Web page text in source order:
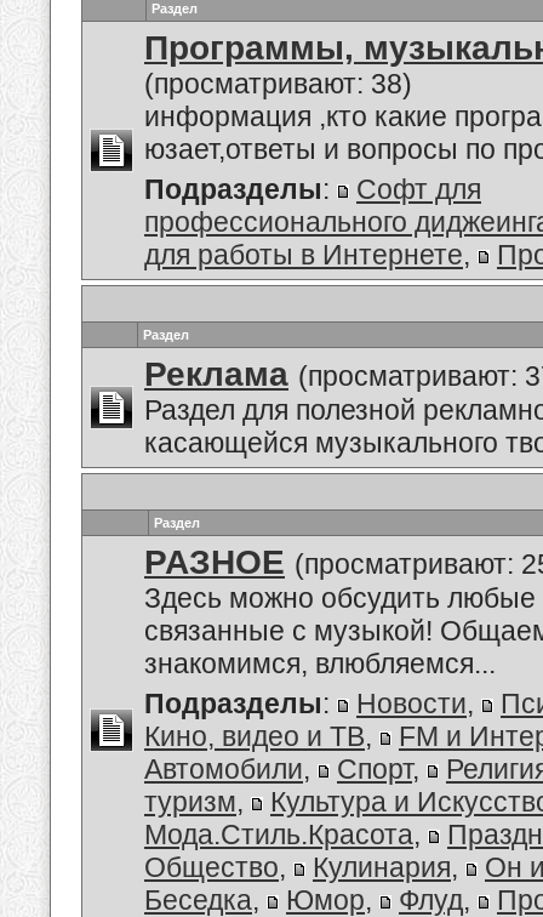
Раздел
Программы,
(просматривают: 38)
информация ,кто какие
юзает,ответы и вопросы по
Подразделы:
Софт для
профессионального
для работы в Интернете,
Раздел
Реклама (просматривают:
Раздел для полезной
касающейся музыкального
Раздел
РАЗНОЕ (просматривают:
Здесь можно обсудить
связанные с музыкой!
знакомимся, влюбляемся...
Подразделы: Новости,
Кино, видео и ТВ,
FM и
Автомобили, Спорт,
туризм,
Культура и
Мода.Стиль.Красота,
Общество, Кулинария,
Он
Беседка, Юмор, Флуд,